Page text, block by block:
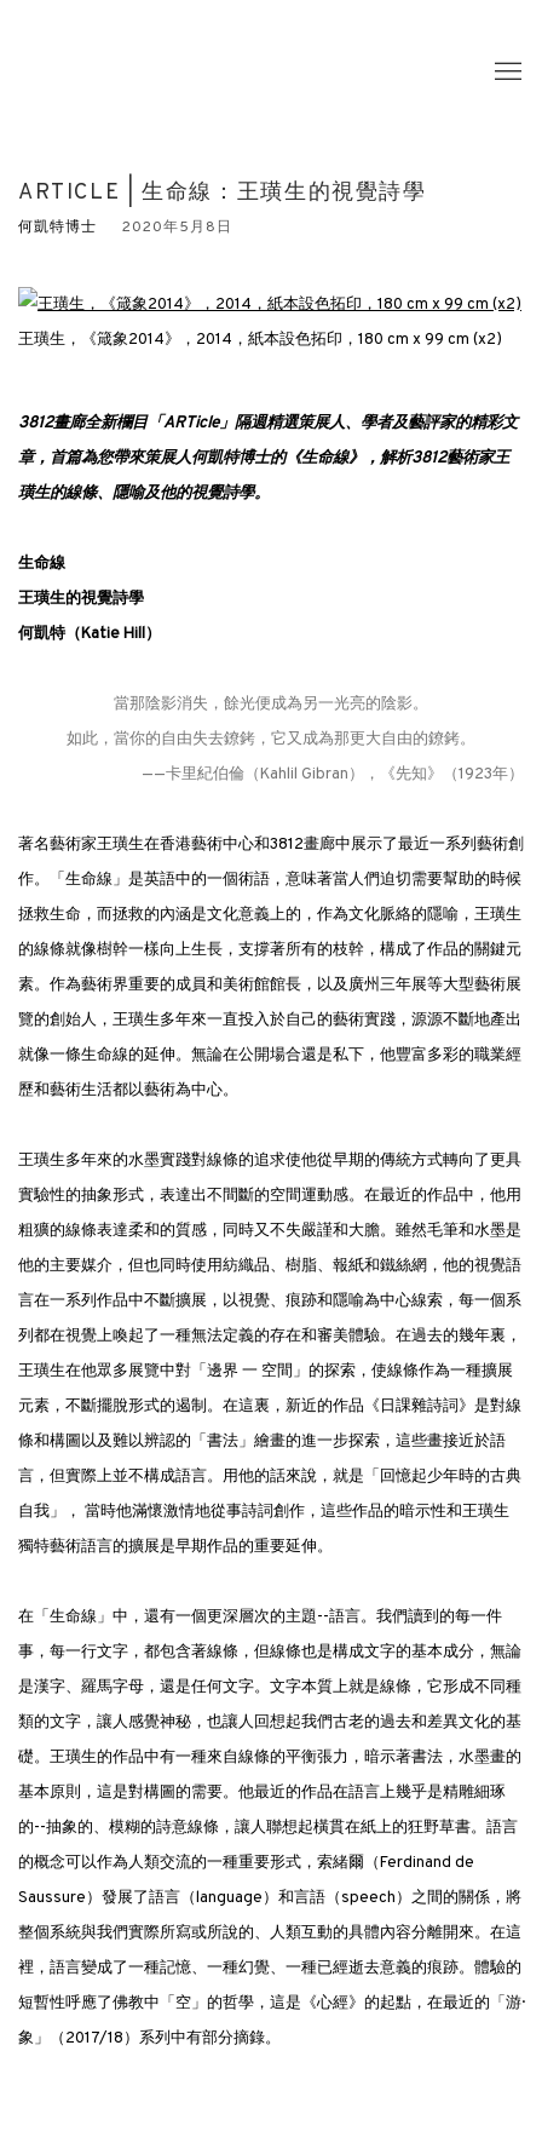
ARTICLE | 生命線：王璜生的視覺詩學
何凱特博士 2020年5月8日
王璜生，《箴象2014》，2014，紙本設色拓印，180 cm x 99 cm (x2)
3812畫廊全新欄目「ARTicle」隔週精選策展人、學者及藝評家的精彩文
章，首篇為您帶來策展人何凱特博士的《生命線》，解析3812藝術家王
璜生的線條、隱喻及他的視覺詩學。
生命線
王璜生的視覺詩學
何凱特（Katie Hill）
當那陰影消失，餘光便成為另一光亮的陰影。
如此，當你的自由失去鐐銬，它又成為那更大自由的鐐銬。
——卡里·紀伯倫（Kahlil Gibran），《先知》（1923年）
著名藝術家王璜生在香港藝術中心和3812畫廊中展示了最近一系列藝術創
作。「生命線」是英語中的一個術語，意味著當人們迫切需要幫助的時候
拯救生命，而拯救的內涵是文化意義上的，作為文化脈絡的隱喻，王璜生
的線條就像樹幹一樣向上生長，支撐著所有的枝幹，構成了作品的關鍵元
素。作為藝術界重要的成員和美術館館長，以及廣州三年展等大型藝術展
覽的創始人，王璜生多年來一直投入於自己的藝術實踐，源源不斷地產出
就像一條生命線的延伸。無論在公開場合還是私下，他豐富多彩的職業經
歷和藝術生活都以藝術為中心。
王璜生多年來的水墨實踐對線條的追求使他從早期的傳統方式轉向了更具
實驗性的抽象形式，表達出不間斷的空間運動感。在最近的作品中，他用
粗獷的線條表達柔和的質感，同時又不失嚴謹和大膽。雖然毛筆和水墨是
他的主要媒介，但也同時使用紡織品、樹脂、報紙和鐵絲網，他的視覺語
言在一系列作品中不斷擴展，以視覺、痕跡和隱喻為中心線索，每一個系
列都在視覺上喚起了一種無法定義的存在和審美體驗。在過去的幾年裏，
王璜生在他眾多展覽中對「邊界 一 空間」的探索，使線條作為一種擴展
元素，不斷擺脫形式的遏制。在這裏，新近的作品《日課·雜詩詞》是對線
條和構圖以及難以辨認的「書法」繪畫的進一步探索，這些畫接近於語
言，但實際上並不構成語言。用他的話來說，就是「回憶起少年時的古典
自我」， 當時他滿懷激情地從事詩詞創作，這些作品的暗示性和王璜生
獨特藝術語言的擴展是早期作品的重要延伸。
在「生命線」中，還有一個更深層次的主題--語言。我們讀到的每一件
事，每一行文字，都包含著線條，但線條也是構成文字的基本成分，無論
是漢字、羅馬字母，還是任何文字。文字本質上就是線條，它形成不同種
類的文字，讓人感覺神秘，也讓人回想起我們古老的過去和差異文化的基
礎。王璜生的作品中有一種來自線條的平衡張力，暗示著書法，水墨畫的
基本原則，這是對構圖的需要。他最近的作品在語言上幾乎是精雕細琢
的--抽象的、模糊的詩意線條，讓人聯想起橫貫在紙上的狂野草書。語言
的概念可以作為人類交流的一種重要形式，索緒爾（Ferdinand de
Saussure）發展了語言（language）和言語（speech）之間的關係，將
整個系統與我們實際所寫或所說的、人類互動的具體內容分離開來。在這
裡，語言變成了一種記憶、一種幻覺、一種已經逝去意義的痕跡。體驗的
短暫性呼應了佛教中「空」的哲學，這是《心經》的起點，在最近的「游·
象」（2017/18）系列中有部分摘錄。